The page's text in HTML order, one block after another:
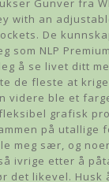
Gunver fra
with an
De
som NLP
å se livet ditt
de fleste at
videre ble et
grafisk
på utallige
meg sær, og
ivrige etter å
det likevel. Husk